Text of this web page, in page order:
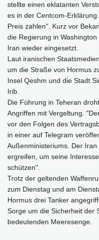
stellte einen eklatanten
es in der Centcom-
Preis zahlen". Kurz vor
die Regierung in
Iran wieder eingesetzt.
Laut iranischen
um die Straße von Hormus
Insel Qeshm und die Stadt
Irib.
Die Führung in Teheran
Angriffen mit Vergeltung.
vor den Folgen des
in einer auf Telegram
Außenministeriums. Der
ergreifen, um seine
schützen".
Trotz der geltenden
zum Dienstag und am
Hormus drei Tanker
Sorge um die Sicherheit der
bedeutenden Meeresenge.